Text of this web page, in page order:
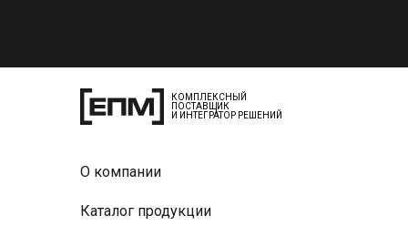
Каталог продукции
О компании
КОМПЛЕКСНЫЙ
ПОСТАВЩИК
И ИНТЕГРАТОР РЕШЕНИЙ